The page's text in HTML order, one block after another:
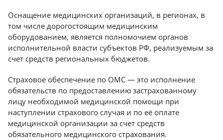
Оснащение медицинских организаций, в регионах, в
том числе дорогостоящим медицинским
оборудованием, является полномочием органов
исполнительной власти субъектов РФ, реализуемым за
счет средств региональных бюджетов.
Страховое обеспечение по ОМС — это исполнение
обязательств по предоставлению застрахованному
лицу необходимой медицинской помощи при
наступлении страхового случая и по её оплате
медицинской организации за счет средств
обязательного медицинского страхования.